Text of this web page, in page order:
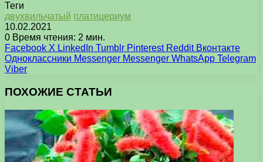
Теги
двухвильчатый платицериум
10.02.2021
0 Время чтения: 2 мин.
Facebook X LinkedIn Tumblr Pinterest Reddit Вконтакте
Одноклассники Messenger Messenger WhatsApp Telegram
Viber
ПОХОЖИЕ СТАТЬИ